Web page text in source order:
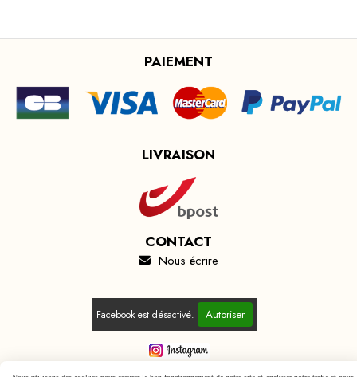
PAIEMENT
LIVRAISON
CONTACT
 Nous écrire
Facebook est désactivé. Autoriser